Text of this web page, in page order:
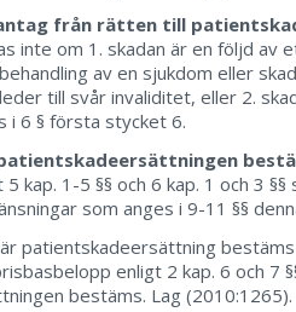
från rätten till
inte om 1. skadan är en följd
av en sjukdom eller
till svår invaliditet, eller 2.
i 6 § första stycket 6.
5 kap. 1-5 §§ och 6 kap. 1 och 3
som anges i 9-11 §§
patientskadeersättning
enligt 2 kap. 6 och 7
bestäms. Lag (2010:1265).